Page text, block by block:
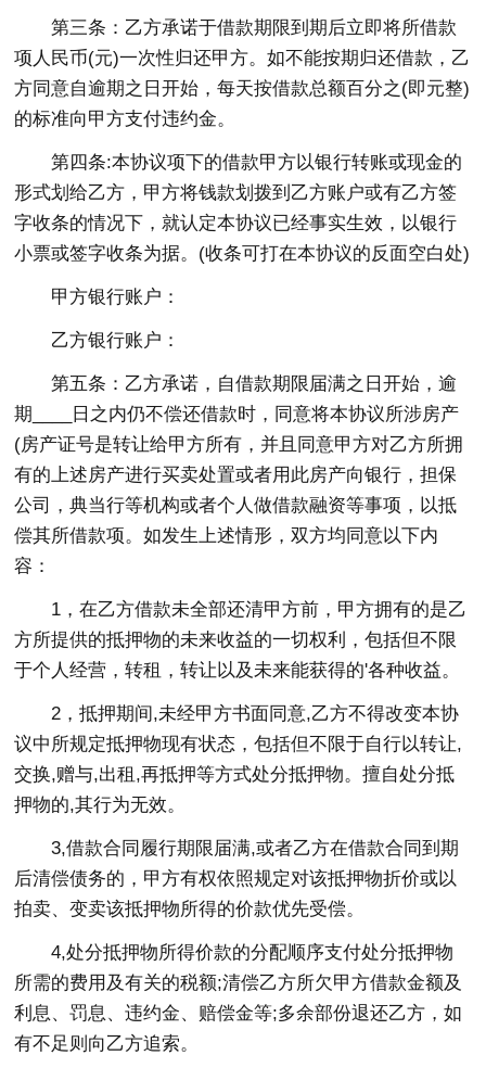
第三条：乙方承诺于借款期限到期后立即将所借款
项人民币(元)一次性归还甲方。如不能按期归还借款，乙
方同意自逾期之日开始，每天按借款总额百分之(即元整)
的标准向甲方支付违约金。
第四条:本协议项下的借款甲方以银行转账或现金的
形式划给乙方，甲方将钱款划拨到乙方账户或有乙方签
字收条的情况下，就认定本协议已经事实生效，以银行
小票或签字收条为据。(收条可打在本协议的反面空白处)
甲方银行账户：
乙方银行账户：
第五条：乙方承诺，自借款期限届满之日开始，逾
期____日之内仍不偿还借款时，同意将本协议所涉房产
(房产证号是转让给甲方所有，并且同意甲方对乙方所拥
有的上述房产进行买卖处置或者用此房产向银行，担保
公司，典当行等机构或者个人做借款融资等事项，以抵
偿其所借款项。如发生上述情形，双方均同意以下内
容：
1，在乙方借款未全部还清甲方前，甲方拥有的是乙
方所提供的抵押物的未来收益的一切权利，包括但不限
于个人经营，转租，转让以及未来能获得的'各种收益。
2，抵押期间,未经甲方书面同意,乙方不得改变本协
议中所规定抵押物现有状态，包括但不限于自行以转让,
交换,赠与,出租,再抵押等方式处分抵押物。擅自处分抵
押物的,其行为无效。
3,借款合同履行期限届满,或者乙方在借款合同到期
后清偿债务的，甲方有权依照规定对该抵押物折价或以
拍卖、变卖该抵押物所得的价款优先受偿。
4,处分抵押物所得价款的分配顺序支付处分抵押物
所需的费用及有关的税额;清偿乙方所欠甲方借款金额及
利息、罚息、违约金、赔偿金等;多余部份退还乙方，如
有不足则向乙方追索。